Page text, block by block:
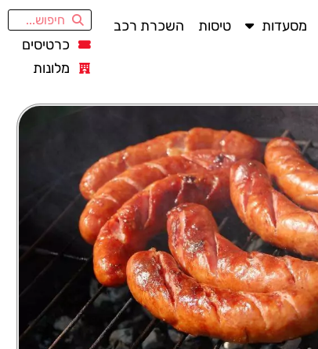
מסעדות טיסות השכרת רכב
כרטיסים
מלונות